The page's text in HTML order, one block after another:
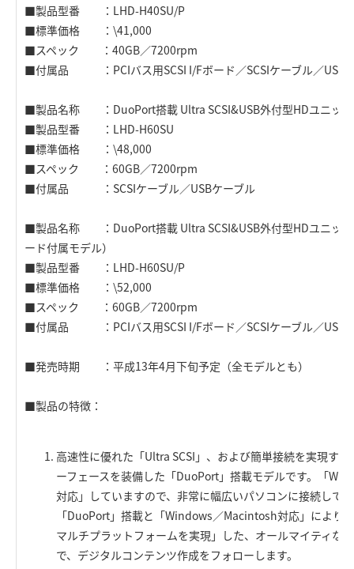
■製品型番 ：LHD-H40SU/P
■標準価格 ：\41,000
■スペック ：40GB／7200rpm
■付属品 ：PCIバス用SCSI I/Fボード／SCSIケーブル／USB
■製品名称 ：DuoPort搭載 Ultra SCSI&USB外付型HDユニット
■製品型番 ：LHD-H60SU
■標準価格 ：\48,000
■スペック ：60GB／7200rpm
■付属品 ：SCSIケーブル／USBケーブル
■製品名称 ：DuoPort搭載 Ultra SCSI&USB外付型HDユニット
ード付属モデル）
■製品型番 ：LHD-H60SU/P
■標準価格 ：\52,000
■スペック ：60GB／7200rpm
■付属品 ：PCIバス用SCSI I/Fボード／SCSIケーブル／USB
■発売時期 ：平成13年4月下旬予定（全モデルとも）
■製品の特徴：
高速性に優れた「Ultra SCSI」、および簡単接続を実現す
ーフェースを装備した「DuoPort」搭載モデルです。「
対応」していますので、非常に幅広いパソコンに接続して
「DuoPort」搭載と「Windows／Macintosh対応」により
マルチプラットフォームを実現」した、オールマイティな
で、デジタルコンテンツ作成をフォローします。